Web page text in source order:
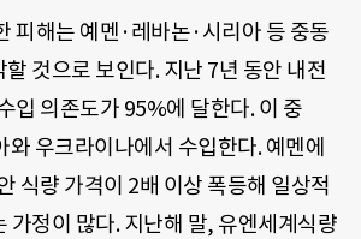
피해는 예멘·레바논·시리아 등 중동
것으로 보인다. 지난 7년 동안 내전
입 의존도가 95%에 달한다. 이 중
우크라이나에서 수입한다. 예멘에
식량 가격이 2배 이상 폭등해 일상적
가정이 많다. 지난해 말, 유엔세계식량